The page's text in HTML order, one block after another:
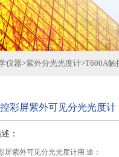
仪器>紫外分光光度计>T600A触
彩屏紫外可见分光光度计
：
屏紫外可见分光光度计用 途：